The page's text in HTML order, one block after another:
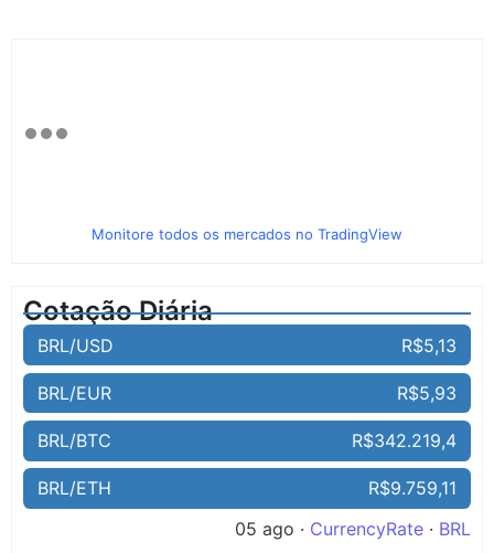
Monitore todos os mercados no TradingView
Cotação Diária
BRL/USD R$5,13
BRL/EUR R$5,93
BRL/BTC R$342.219,4
BRL/ETH
R$9.759,11
05 ago · CurrencyRate · BRL